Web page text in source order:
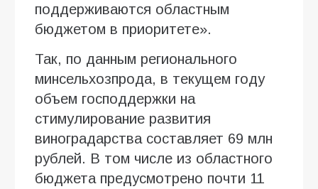
поддерживаются областным
бюджетом в приоритете».
Так, по данным регионального
минсельхозпрода, в текущем году
объем господдержки на
стимулирование развития
виноградарства составляет 69 млн
рублей. В том числе из областного
бюджета предусмотрено почти 11